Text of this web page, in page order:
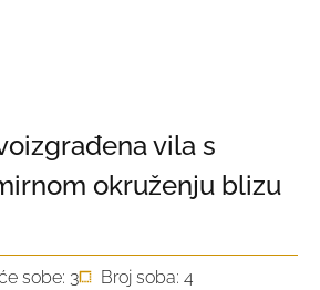
vila s
okruženju blizu
sobe: 3
Broj soba: 4